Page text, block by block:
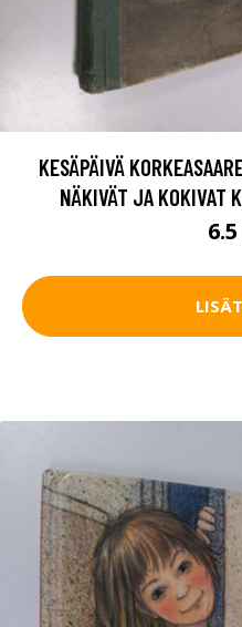
KESÄPÄIVÄ
NÄKIVÄT JA KOKIVAT